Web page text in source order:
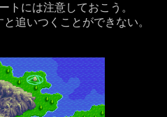
トには注意しておこう。
追いつくことができない。